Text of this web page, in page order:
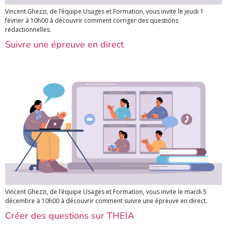
Vincent Ghezzi, de l’équipe Usages et Formation, vous invite le jeudi 1
février à 10h00 à découvrir comment corriger des questions
rédactionnelles.
Suivre une épreuve en direct
Vincent Ghezzi, de l’équipe Usages et Formation, vous invite le mardi 5
décembre à 10h00 à découvrir comment suivre une épreuve en direct.
Créer des questions sur THEIA